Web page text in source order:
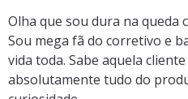
Olha que sou dura na queda
Sou mega fã do corretivo e
vida toda. Sabe aquela
absolutamente tudo do